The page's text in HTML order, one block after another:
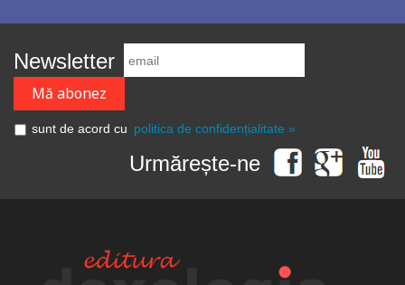
Newsletter
sunt de acord cu politica de confidențialitate »
Urmărește-ne